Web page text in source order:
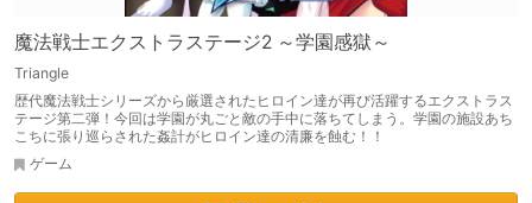
魔法戦士エクストラステージ2 ～学園感獄～
Triangle
歴代魔法戦士シリーズから厳選されたヒロイン達が再び活躍するエクストラス
テージ第二弾！今回は学園が丸ごと敵の手中に落ちてしまう。学園の施設あち
こちに張り巡らされた姦計がヒロイン達の清廉を蝕む！！
ゲーム